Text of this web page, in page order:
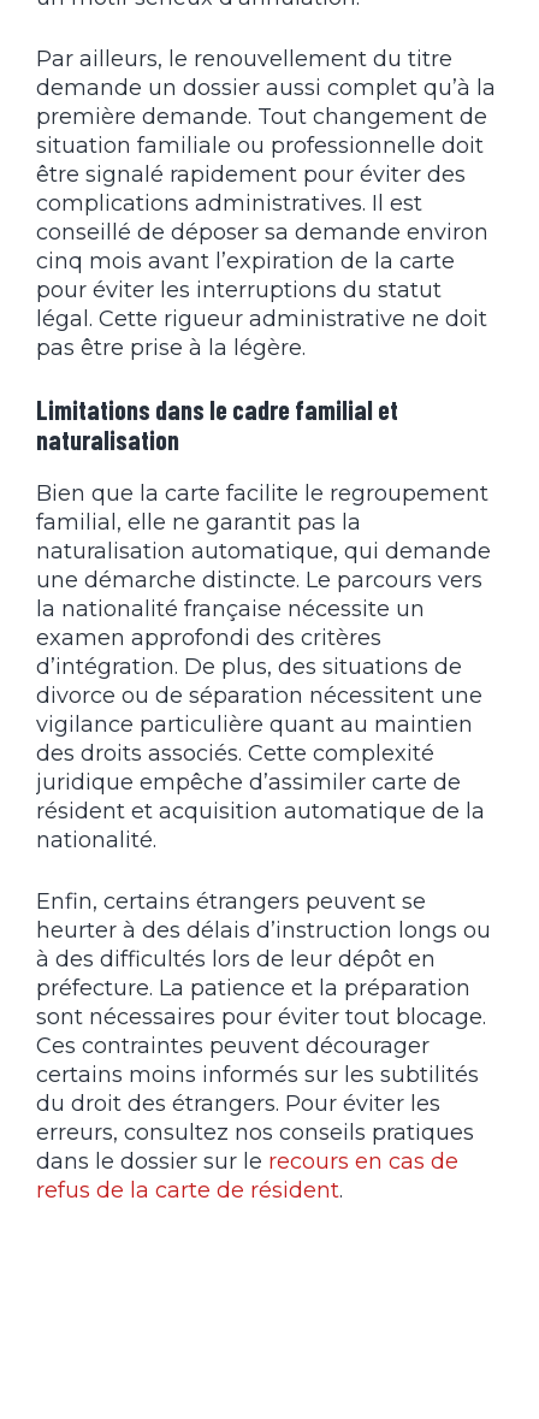
Par ailleurs, le renouvellement du titre
demande un dossier aussi complet qu’à la
première demande. Tout changement de
situation familiale ou professionnelle doit
être signalé rapidement pour éviter des
complications administratives. Il est
conseillé de déposer sa demande environ
cinq mois avant l’expiration de la carte
pour éviter les interruptions du statut
légal. Cette rigueur administrative ne doit
pas être prise à la légère.
Limitations dans le cadre familial et
naturalisation
Bien que la carte facilite le regroupement
familial, elle ne garantit pas la
naturalisation automatique, qui demande
une démarche distincte. Le parcours vers
la nationalité française nécessite un
examen approfondi des critères
d’intégration. De plus, des situations de
divorce ou de séparation nécessitent une
vigilance particulière quant au maintien
des droits associés. Cette complexité
juridique empêche d’assimiler carte de
résident et acquisition automatique de la
nationalité.
Enfin, certains étrangers peuvent se
heurter à des délais d’instruction longs ou
à des difficultés lors de leur dépôt en
préfecture. La patience et la préparation
sont nécessaires pour éviter tout blocage.
Ces contraintes peuvent décourager
certains moins informés sur les subtilités
du droit des étrangers. Pour éviter les
erreurs, consultez nos conseils pratiques
dans le dossier sur le recours en cas de
refus de la carte de résident.